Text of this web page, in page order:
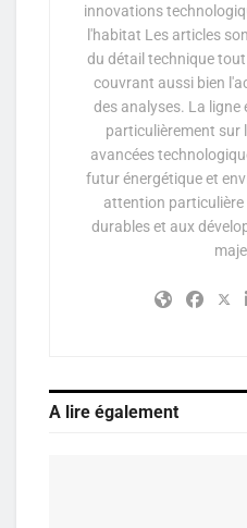
innovations
l'habitat Les articles
du détail technique
couvrant aussi bien
des analyses. La ligne
particulièrement sur
avancées
futur énergétique et
attention
durables et aux
A lire également